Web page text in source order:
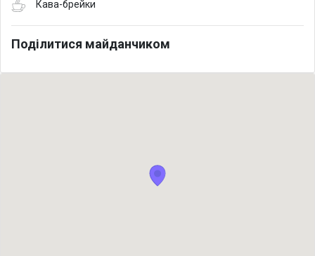
Кава-брейки
Поділитися майданчиком